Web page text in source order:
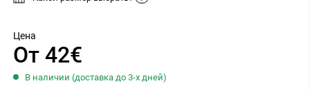
Цена
От 42€
В наличии (доставка до 3-х дней)